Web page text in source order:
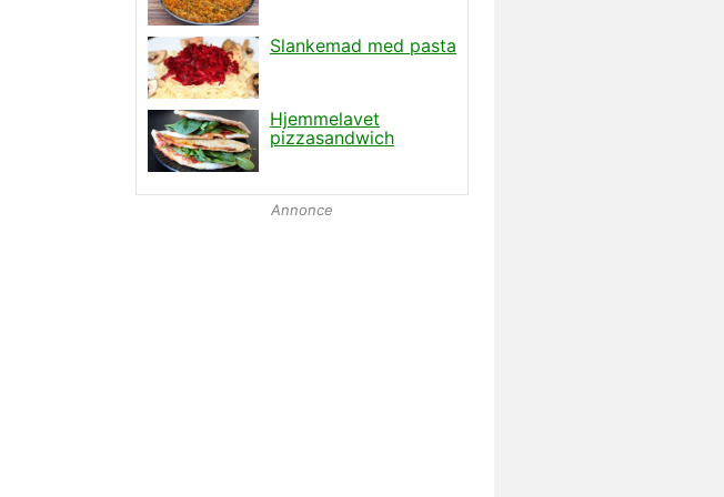
Annonce